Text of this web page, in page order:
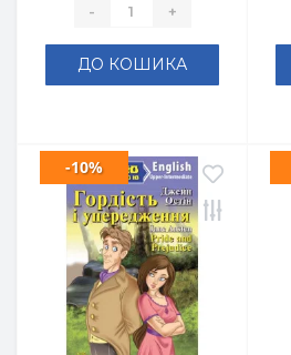
- +
ДО КОШИКА
-10%